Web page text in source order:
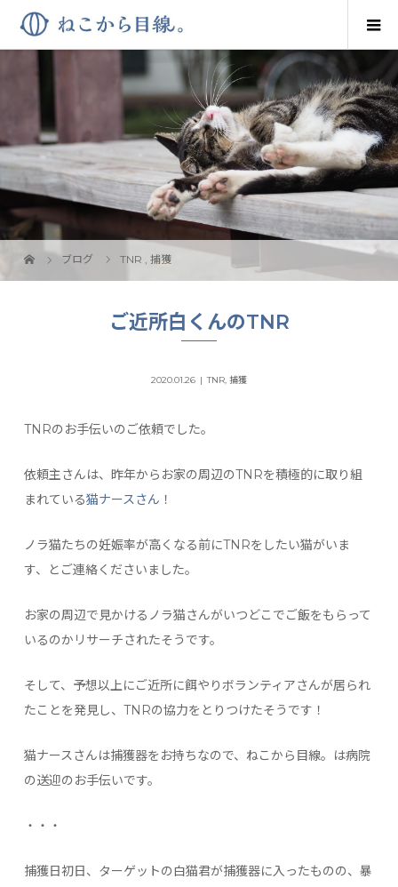
ブログ TNR ,捕獲
ご近所白くんのTNR
2020.01.26 TNR, 捕獲
TNRのお手伝いのご依頼でした。
依頼主さんは、昨年からお家の周辺のTNRを積極的に取り組
まれている猫ナースさん ！
ノラ猫たちの妊娠率が高くなる前にTNRをしたい猫がいま
す、とご連絡くださいました。
お家の周辺で見かけるノラ猫さんがいつどこでご飯をもらって
いるのかリサーチされたそうです。
そして、予想以上にご近所に餌やりボランティアさんが居られ
たことを発見し、TNRの協力をとりつけたそうです！
猫ナースさんは捕獲器をお持ちなので、ねこから目線。は病院
の送迎のお手伝いです。
・・・
捕獲日初日、ターゲットの白猫君が捕獲器に入ったものの、暴